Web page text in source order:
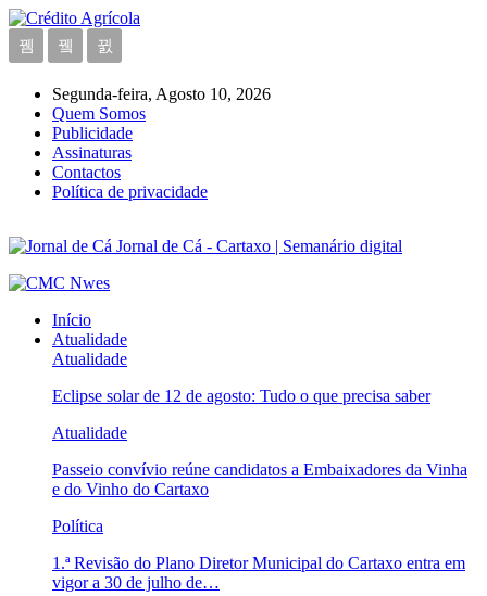
Segunda-feira, Agosto 10, 2026
Quem Somos
Publicidade
Assinaturas
Contactos
Política de privacidade
Jornal de Cá - Cartaxo | Semanário digital
Início
Atualidade
Atualidade
Eclipse solar de 12 de agosto: Tudo o que precisa saber
Atualidade
Passeio convívio reúne candidatos a Embaixadores da Vinha
e do Vinho do Cartaxo
Política
1.ª Revisão do Plano Diretor Municipal do Cartaxo entra em
vigor a 30 de julho de…